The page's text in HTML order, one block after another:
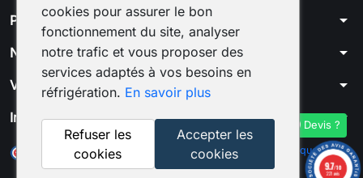
Produits arrow_drop_down
Notre société arrow_drop_down
Votre compte arrow_drop_down
Informations arrow_drop_down
Marchand approuvé par la Société des Avis Garantis,
cliquez ici
pour vérifier
Devis ?
cookies pour assurer le bon
fonctionnement du site, analyser
notre trafic et vous proposer des
services adaptés à vos besoins en
réfrigération. En savoir plus
Accepter les
cookies
Refuser les
cookies
9.7/10
221 avis